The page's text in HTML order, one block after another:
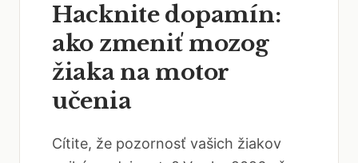
Hacknite dopamín:
ako zmeniť mozog
žiaka na motor
učenia
Cítite, že pozornosť vašich žiakov